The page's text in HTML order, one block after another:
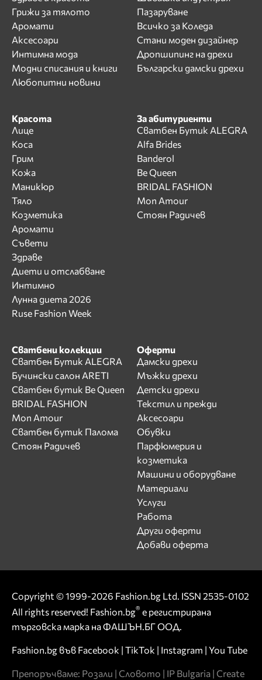
Грижи за тялото
Аромати
Аксесоари
Интимна мода
Модни списания и книги
Любопитни новини
Пазаруване
Всичко за Коледа
Стани моден дизайнер
Дропшипинг на дрехи
Български дамски дрехи
Красота
Лице
Коса
Грим
Кожа
Маникюр
Тяло
Козметика
Аромати
Съвети
Здраве
Диети и отслабване
Интимно
Лунна диета 2026
Ruse Fashion Week
За абитуриенти
Сватбен Бутик ALEGRA
Alfa Brides
Banderol
Be Queen
BRIDAL FASHION
Mon Amour
Стоян Радичев
Сватбени колекции
Сватбен Бутик ALEGRA
Бучински салон ARETI
Сватбен бутик Be Queen
BRIDAL FASHION
Mon Amour
Сватбен бутик Палома
Стоян Радичев
Оферти
Дамски дрехи
Мъжки дрехи
Детски дрехи
Текстил и прежди
Аксесоари
Обувки
Парфюмерия и
козметика
Машини и оборудване
Материали
Услуги
Работа
Други оферти
Добави оферта
Copyright © 1999-2026 Fashion.bg Ltd. ISSN 2535-0102
All rights reserved! Fashion.bg® е регистрирана
търговска марка на ФАШЪН.БГ ООД.
Fashion.bg във Facebook | TikTok | Instagram | You Tube
Препоръчваме: Розали | Словото | IP Bulgaria | Create